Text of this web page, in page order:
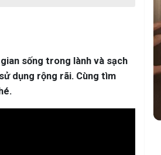
sống trong lành và sạch
dụng rộng rãi. Cùng tìm